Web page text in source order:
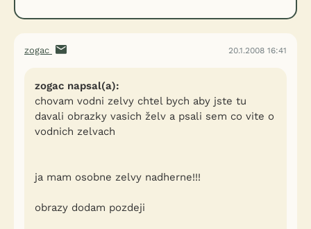
zogac 20.1.2008 16:41
zogac napsal(a):
chovam vodni zelvy chtel bych aby jste tu
davali obrazky vasich želv a psali sem co vite o
vodnich zelvach
ja mam osobne zelvy nadherne!!!
obrazy dodam pozdeji